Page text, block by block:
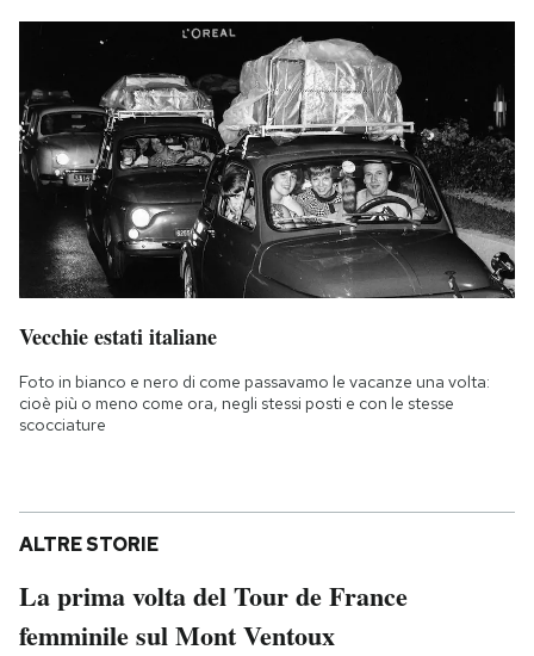
Vecchie estati italiane
Foto in bianco e nero di come passavamo le vacanze una volta:
cioè più o meno come ora, negli stessi posti e con le stesse
scocciature
ALTRE STORIE
La prima volta del Tour de France
femminile sul Mont Ventoux